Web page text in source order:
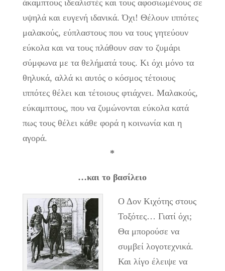
άκαμπτους ιδεαλιστές και τους αφοσιωμένους σε
υψηλά και ευγενή ιδανικά. Όχι! Θέλουν ιππότες
μαλακούς, εύπλαστους που να τους γητεύουν
εύκολα και να τους πλάθουν σαν το ζυμάρι
σύμφωνα με τα θελήματά τους. Κι όχι μόνο τα
θηλυκά, αλλά κι αυτός ο κόσμος τέτοιους
ιππότες θέλει και τέτοιους φτιάχνει. Μαλακούς,
εύκαμπτους, που να ζυμώνονται εύκολα κατά
πως τους θέλει κάθε φορά η κοινωνία και η
αγορά.
*
…και το βασίλειο
Ο Δον Κιχότης στους
Τοξότες… Γιατί όχι;
Θα μπορούσε να
συμβεί λογοτεχνικά.
Και λίγο έλειψε να